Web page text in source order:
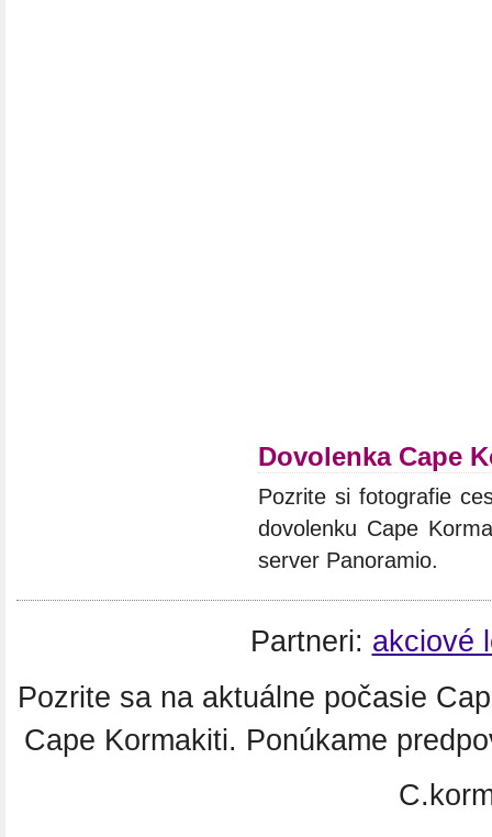
Dovolenka Cape
Pozrite si fotografie
dovolenku Cape
server Panoramio.
Partneri: akciové
Pozrite sa na aktuálne počasie
Cape Kormakiti. Ponúkame